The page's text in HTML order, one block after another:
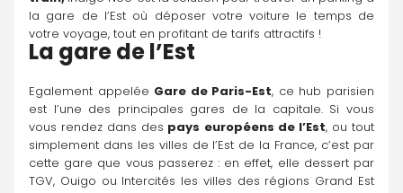
la gare de l’Est où déposer votre voiture le temps de
votre voyage, tout en profitant de tarifs attractifs !
La gare de l’Est
Egalement appelée Gare de Paris-Est, ce hub parisien
est l’une des principales gares de la capitale. Si vous
vous rendez dans des pays européens de l’Est, ou tout
simplement dans les villes de l’Est de la France, c’est par
cette gare que vous passerez : en effet, elle dessert par
TGV, Ouigo ou Intercités les villes des régions Grand Est